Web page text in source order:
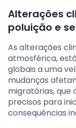
Alterações
poluição e
As alterações
atmosférica,
globais a uma
mudanças
migratórias, que
precisos para
consequências